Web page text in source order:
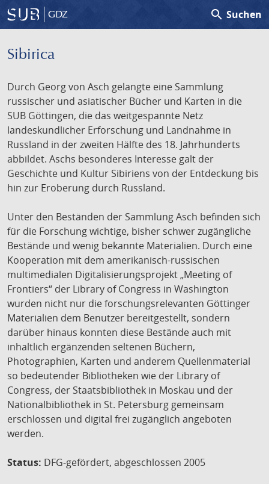
GDZ search Suchen
Sibirica
Durch Georg von Asch gelangte eine Sammlung
russischer und asiatischer Bücher und Karten in die
SUB Göttingen, die das weitgespannte Netz
landeskundlicher Erforschung und Landnahme in
Russland in der zweiten Hälfte des 18. Jahrhunderts
abbildet. Aschs besonderes Interesse galt der
Geschichte und Kultur Sibiriens von der Entdeckung bis
hin zur Eroberung durch Russland.
Unter den Beständen der Sammlung Asch befinden sich
für die Forschung wichtige, bisher schwer zugängliche
Bestände und wenig bekannte Materialien. Durch eine
Kooperation mit dem amerikanisch-russischen
multimedialen Digitalisierungsprojekt „Meeting of
Frontiers“ der Library of Congress in Washington
wurden nicht nur die forschungsrelevanten Göttinger
Materialien dem Benutzer bereitgestellt, sondern
darüber hinaus konnten diese Bestände auch mit
inhaltlich ergänzenden seltenen Büchern,
Photographien, Karten und anderem Quellenmaterial
so bedeutender Bibliotheken wie der Library of
Congress, der Staatsbibliothek in Moskau und der
Nationalbibliothek in St. Petersburg gemeinsam
erschlossen und digital frei zugänglich angeboten
werden.
Status: DFG-gefördert, abgeschlossen 2005